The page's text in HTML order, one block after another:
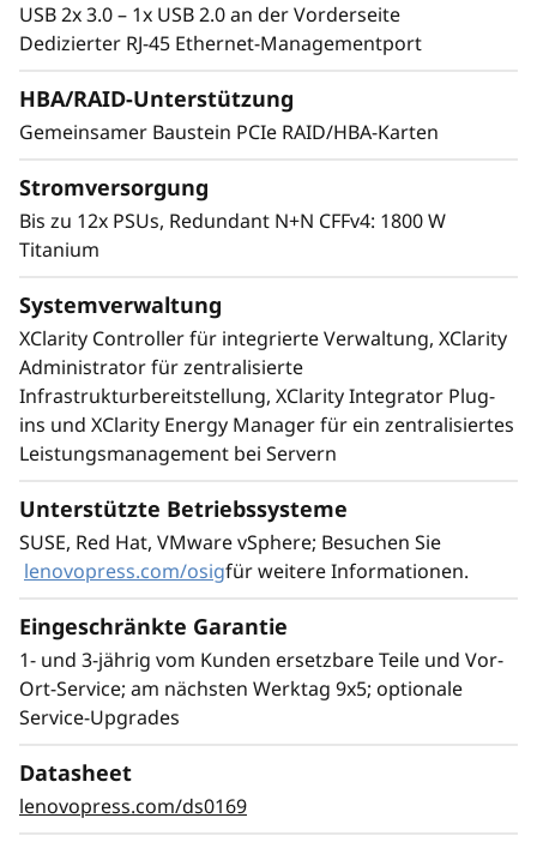
Führende SAP-Lösung
Der ThinkSystem SR950 V3 Server eignet sich
ideal für die anspruchsvollsten SAP HANA-
Funktionen und einen höheren Geschäftswert.
Im Vergleich zum ThinkSystem SR950 bietet
der SR950 V3:
33 % größere SAP HANA DB
63 % mehr Bandbreite, die größere SAP
HANA-Appliances unterstützt
einfach Multi-Node-Scale-Out-Konfigurationen,
indem Sie mehrere Knoten miteinander
USB 2x 3.0 – 1x USB 2.0 an der Vorderseite
Dedizierter RJ-45 Ethernet-Managementport
HBA/RAID-Unterstützung
Gemeinsamer Baustein PCIe RAID/HBA-Karten
Stromversorgung
Bis zu 12x PSUs, Redundant N+N CFFv4: 1800 W
Titanium
Systemverwaltung
XClarity Controller für integrierte Verwaltung, XClarity
Administrator für zentralisierte
Infrastrukturbereitstellung, XClarity Integrator Plug-
ins und XClarity Energy Manager für ein zentralisiertes
Leistungsmanagement bei Servern
Unterstützte Betriebssysteme
SUSE, Red Hat, VMware vSphere; Besuchen Sie
lenovopress.com/osigfür weitere Informationen.
Eingeschränkte Garantie
1- und 3-jährig vom Kunden ersetzbare Teile und Vor-
Ort-Service; am nächsten Werktag 9x5; optionale
Service-Upgrades
Datasheet
lenovopress.com/ds0169